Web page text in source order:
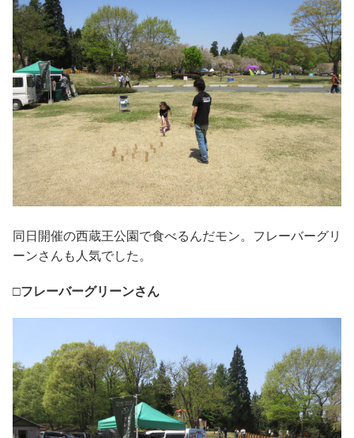
同日開催の西蔵王公園で食べるんだモン。フレーバーグリ
ーンさんも人気でした。
□フレーバーグリーンさん